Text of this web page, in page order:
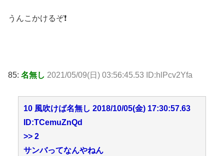
うんこかけるぞ❗
85: 名無し 2021/05/09(日) 03:56:45.53 ID:hlPcv2Yfa
10 風吹けば名無し 2018/10/05(金) 17:30:57.63
ID:TCemuZnQd
>> 2
サンバってなんやねん